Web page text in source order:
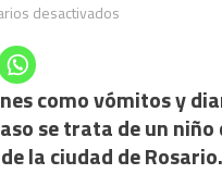
desactivados
Santa
Fe
el
como vómitos y
se trata de un
la ciudad de Rosario.